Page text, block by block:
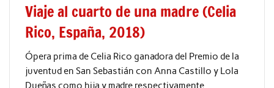
Viaje al cuarto de una madre (Celia
Rico, España, 2018)
Ópera prima de Celia Rico ganadora del Premio de la
juventud en San Sebastián con Anna Castillo y Lola
Dueñas como hija y madre respectivamente.